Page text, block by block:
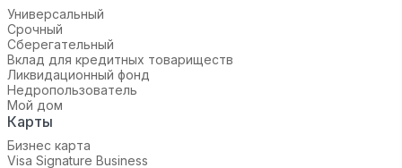
Универсальный
Срочный
Сберегательный
Вклад для кредитных товариществ
Ликвидационный фонд
Недропользователь
Мой дом
Карты
Бизнес карта
Visa Signature Business